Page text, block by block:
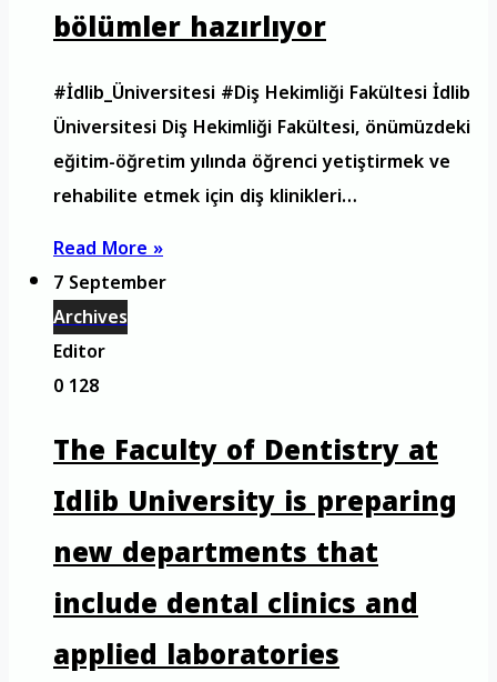
bölümler hazırlıyor
#İdlib_Üniversitesi #Diş Hekimliği Fakültesi İdlib
Üniversitesi Diş Hekimliği Fakültesi, önümüzdeki
eğitim-öğretim yılında öğrenci yetiştirmek ve
rehabilite etmek için diş klinikleri…
Read More »
7 September
Archives
Editor
0128
The Faculty of Dentistry at
Idlib University is preparing
new departments that
include dental clinics and
applied laboratories